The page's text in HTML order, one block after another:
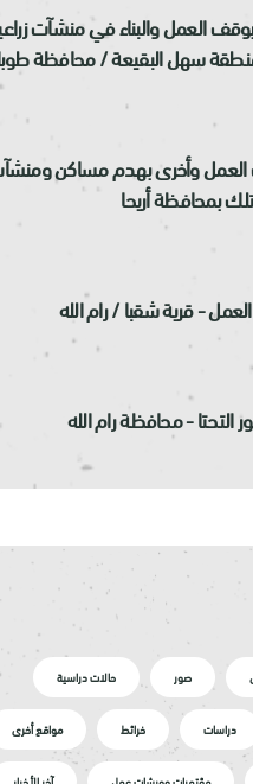
العمل والبناء في منشآت
سهل البقيعة / محافظة
وأخرى بهدم مساكن
بمحافظة أريحا
- قرية شقبا / رام الله
التحتا - محافظة رام الله
صور حالات دراسية
دراسات خرائط مواقع أخرى